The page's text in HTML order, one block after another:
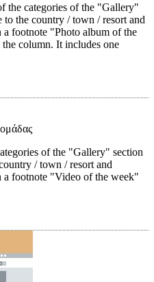
the categories of the "Gallery"
the country / town / resort and
footnote "Photo album of the
column. It includes one
of the "Gallery" section
/ town / resort and
a footnote "Video of the week"